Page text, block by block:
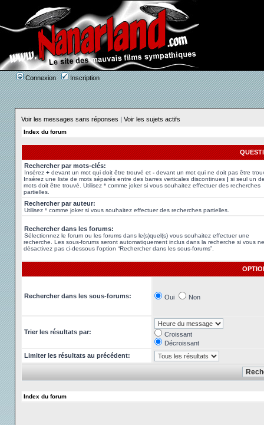
Connexion Inscription
Voir les messages sans réponses | Voir les sujets actifs
Index du forum
Rechercher par mots-clés:
Insérez + devant un mot qui doit être trouvé et - devant un mot qui ne doit pas être
Insérez une liste de mots séparés entre des barres verticales discontinues | si seul un
mots doit être trouvé. Utilisez * comme joker si vous souhaitez effectuer des recherches
partielles.
Rechercher par auteur:
Utilisez * comme joker si vous souhaitez effectuer des recherches partielles.
Rechercher dans les forums:
Sélectionnez le forum ou les forums dans le(s)quel(s) vous souhaitez effectuer une
recherche. Les sous-forums seront automatiquement inclus dans la recherche si vous ne
désactivez pas ci-dessous l’option “Rechercher dans les sous-forums”.
Rechercher dans les sous-forums: Oui Non
Trier les résultats par:
Croissant
Décroissant
Limiter les résultats au précédent:
Index du forum